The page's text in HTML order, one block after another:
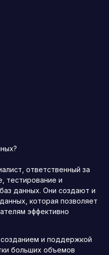
ответственный за
тестирование и
данных. Они создают и
которая позволяет
эффективно
и поддержкой
больших объемов